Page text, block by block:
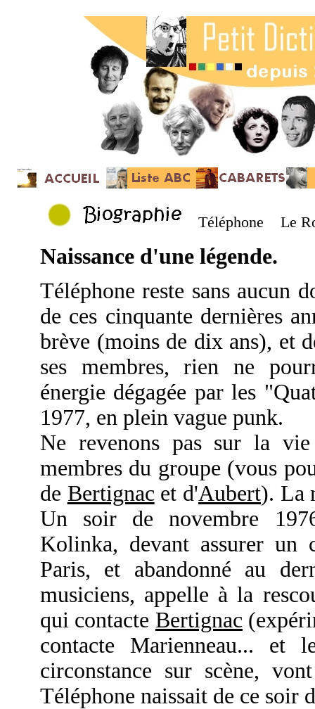
Téléphone Le
Naissance d'une légende.
Téléphone reste sans aucun
de ces cinquante dernières
brève (moins de dix ans), et
ses membres, rien ne
énergie dégagée par les
1977, en plein vague punk.
Ne revenons pas sur la vie
membres du groupe (vous
de Bertignacet d'Aubert). La
Un soir de novembre
Kolinka, devant assurer un
Paris, et abandonné au
musiciens, appelle à la
qui contacte Bertignac
contacte Marienneau... et
circonstance sur scène,
Téléphone naissait de ce soir